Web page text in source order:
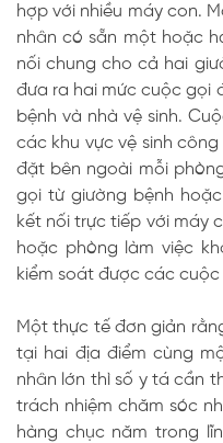
hợp với nhiều máy con.
nhân có sẵn một hoặc
nối chung cho cả hai
đưa ra hai mức cuộc gọi
bệnh và nhà vệ sinh.
các khu vực vệ sinh
đặt bên ngoài mỗi
gọi từ giường bệnh
kết nối trực tiếp với máy
hoặc phòng làm việc
kiểm soát được các
Một thực tế đơn giản
tại hai địa điểm cùng
nhân lớn thì số y tá cần
trách nhiệm chăm sóc
hàng chục năm trong